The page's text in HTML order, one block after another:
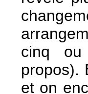
cinq
propos).
et on